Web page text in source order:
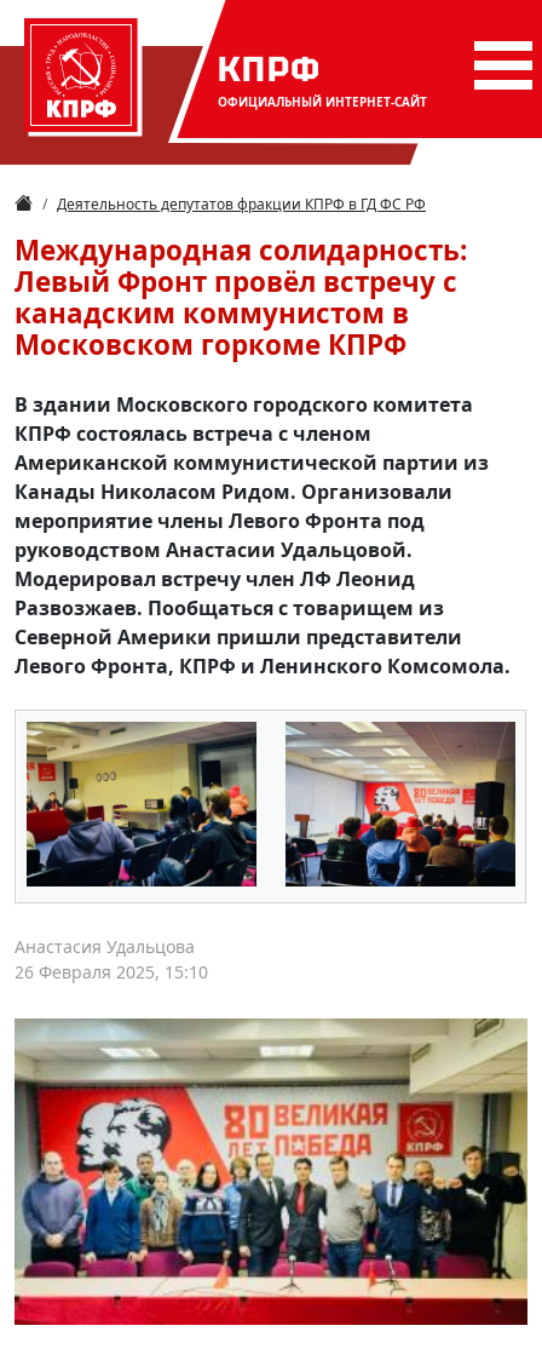
КПРФ
ОФИЦИАЛЬНЫЙ ИНТЕРНЕТ-САЙТ
Деятельность депутатов фракции КПРФ в ГД ФС РФ
Международная солидарность:
Левый Фронт провёл встречу с
канадским коммунистом в
Московском горкоме КПРФ
В здании Московского городского комитета
КПРФ состоялась встреча с членом
Американской коммунистической партии из
Канады Николасом Ридом. Организовали
мероприятие члены Левого Фронта под
руководством Анастасии Удальцовой.
Модерировал встречу член ЛФ Леонид
Развозжаев. Пообщаться с товарищем из
Северной Америки пришли представители
Левого Фронта, КПРФ и Ленинского Комсомола.
Анастасия Удальцова
26 Февраля 2025, 15:10